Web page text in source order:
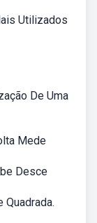
Utilizados
De Uma
Mede
Desce
Quadrada.